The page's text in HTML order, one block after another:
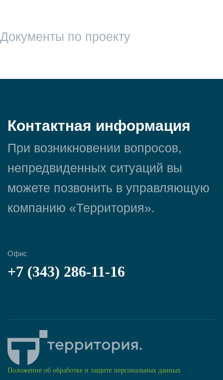
Документы по проекту
Контактная информация
При возникновении вопросов,
непредвиденных ситуаций вы
можете позвонить в управляющую
компанию «Территория».
Офис
+7 (343) 286-11-16
Положение об обработке и защите персональных данных